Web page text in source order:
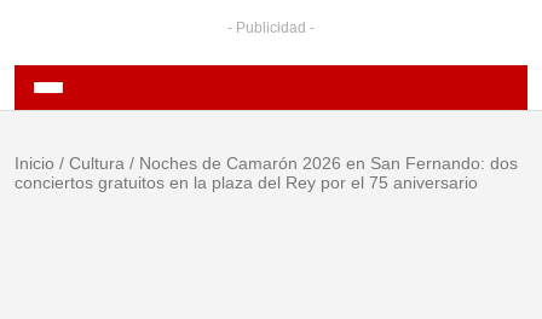
- Publicidad -
Inicio / Cultura / Noches de Camarón 2026 en San Fernando: dos
conciertos gratuitos en la plaza del Rey por el 75 aniversario